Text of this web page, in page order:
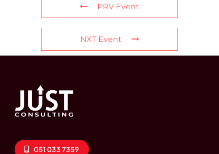
PRV Event
NXT Event
051 033 7359